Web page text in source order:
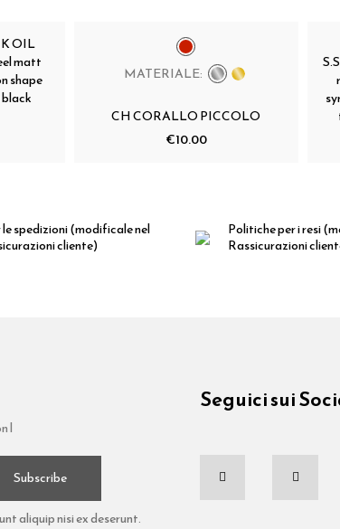
OIL
matt
shape
black
MATERIALE:
CH CORALLO PICCOLO
€10.00
spedizioni(modificale nel
cliente)
Politiche per i resi
Rassicurazioni
l
Subscribe
aliquip nisi ex deserunt.
Seguici sui